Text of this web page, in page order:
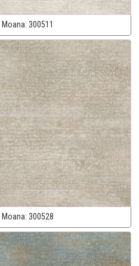
Moana: 300511
Moana: 300528